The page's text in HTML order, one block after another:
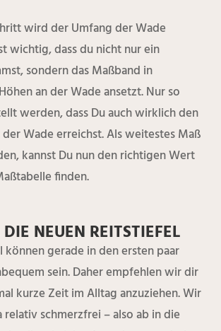
wird der Umfang der Wade
wichtig, dass du nicht nur ein
sondern das Maßband in
an der Wade ansetzt. Nur so
werden, dass Du auch wirklich den
Wade erreichst. Als weitestes Maß
kannst Du nun den richtigen Wert
finden.
NEUEN REITSTIEFEL
können gerade in den ersten paar
sein. Daher empfehlen wir dir
kurze Zeit im Alltag anzuziehen. Wir
relativ schmerzfrei – also ab in die